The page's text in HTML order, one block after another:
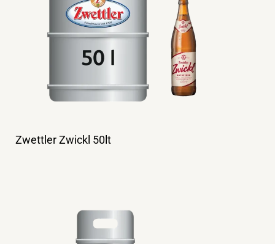
Zwettler Zwickl 50lt